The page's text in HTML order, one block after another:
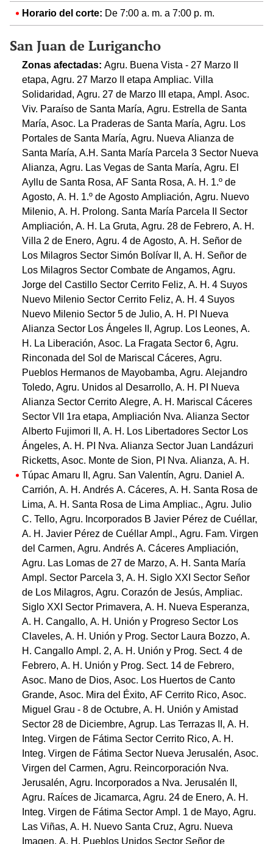
Horario del corte: De 7:00 a. m. a 7:00 p. m.
San Juan de Lurigancho
Zonas afectadas: Agru. Buena Vista - 27 Marzo II
etapa, Agru. 27 Marzo II etapa Ampliac. Villa
Solidaridad, Agru. 27 de Marzo III etapa, Ampl. Asoc.
Viv. Paraíso de Santa María, Agru. Estrella de Santa
María, Asoc. La Praderas de Santa María, Agru. Los
Portales de Santa María, Agru. Nueva Alianza de
Santa María, A.H. Santa María Parcela 3 Sector Nueva
Alianza, Agru. Las Vegas de Santa María, Agru. El
Ayllu de Santa Rosa, AF Santa Rosa, A. H. 1.º de
Agosto, A. H. 1.º de Agosto Ampliación, Agru. Nuevo
Milenio, A. H. Prolong. Santa María Parcela II Sector
Ampliación, A. H. La Gruta, Agru. 28 de Febrero, A. H.
Villa 2 de Enero, Agru. 4 de Agosto, A. H. Señor de
Los Milagros Sector Simón Bolívar II, A. H. Señor de
Los Milagros Sector Combate de Angamos, Agru.
Jorge del Castillo Sector Cerrito Feliz, A. H. 4 Suyos
Nuevo Milenio Sector Cerrito Feliz, A. H. 4 Suyos
Nuevo Milenio Sector 5 de Julio, A. H. PI Nueva
Alianza Sector Los Ángeles II, Agrup. Los Leones, A.
H. La Liberación, Asoc. La Fragata Sector 6, Agru.
Rinconada del Sol de Mariscal Cáceres, Agru.
Pueblos Hermanos de Mayobamba, Agru. Alejandro
Toledo, Agru. Unidos al Desarrollo, A. H. PI Nueva
Alianza Sector Cerrito Alegre, A. H. Mariscal Cáceres
Sector VII 1ra etapa, Ampliación Nva. Alianza Sector
Alberto Fujimori II, A. H. Los Libertadores Sector Los
Ángeles, A. H. PI Nva. Alianza Sector Juan Landázuri
Ricketts, Asoc. Monte de Sion, PI Nva. Alianza, A. H.
Túpac Amaru II, Agru. San Valentín, Agru. Daniel A.
Carrión, A. H. Andrés A. Cáceres, A. H. Santa Rosa de
Lima, A. H. Santa Rosa de Lima Ampliac., Agru. Julio
C. Tello, Agru. Incorporados B Javier Pérez de Cuéllar,
A. H. Javier Pérez de Cuéllar Ampl., Agru. Fam. Virgen
del Carmen, Agru. Andrés A. Cáceres Ampliación,
Agru. Las Lomas de 27 de Marzo, A. H. Santa María
Ampl. Sector Parcela 3, A. H. Siglo XXI Sector Señor
de Los Milagros, Agru. Corazón de Jesús, Ampliac.
Siglo XXI Sector Primavera, A. H. Nueva Esperanza,
A. H. Cangallo, A. H. Unión y Progreso Sector Los
Claveles, A. H. Unión y Prog. Sector Laura Bozzo, A.
H. Cangallo Ampl. 2, A. H. Unión y Prog. Sect. 4 de
Febrero, A. H. Unión y Prog. Sect. 14 de Febrero,
Asoc. Mano de Dios, Asoc. Los Huertos de Canto
Grande, Asoc. Mira del Éxito, AF Cerrito Rico, Asoc.
Miguel Grau - 8 de Octubre, A. H. Unión y Amistad
Sector 28 de Diciembre, Agrup. Las Terrazas II, A. H.
Integ. Virgen de Fátima Sector Cerrito Rico, A. H.
Integ. Virgen de Fátima Sector Nueva Jerusalén, Asoc.
Virgen del Carmen, Agru. Reincorporación Nva.
Jerusalén, Agru. Incorporados a Nva. Jerusalén II,
Agru. Raíces de Jicamarca, Agru. 24 de Enero, A. H.
Integ. Virgen de Fátima Sector Ampl. 1 de Mayo, Agru.
Las Viñas, A. H. Nuevo Santa Cruz, Agru. Nueva
Imagen, A. H. Pueblos Unidos Sector Señor de